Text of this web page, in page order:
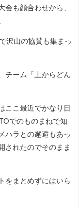
会も顔合わせから、
沢山の協賛も集まっ
チーム「上からどん
ここ最近でかなり日
でのものまねで知
ハラとの邂逅もあっ
されたのでそのまま
をまとめずにはいら